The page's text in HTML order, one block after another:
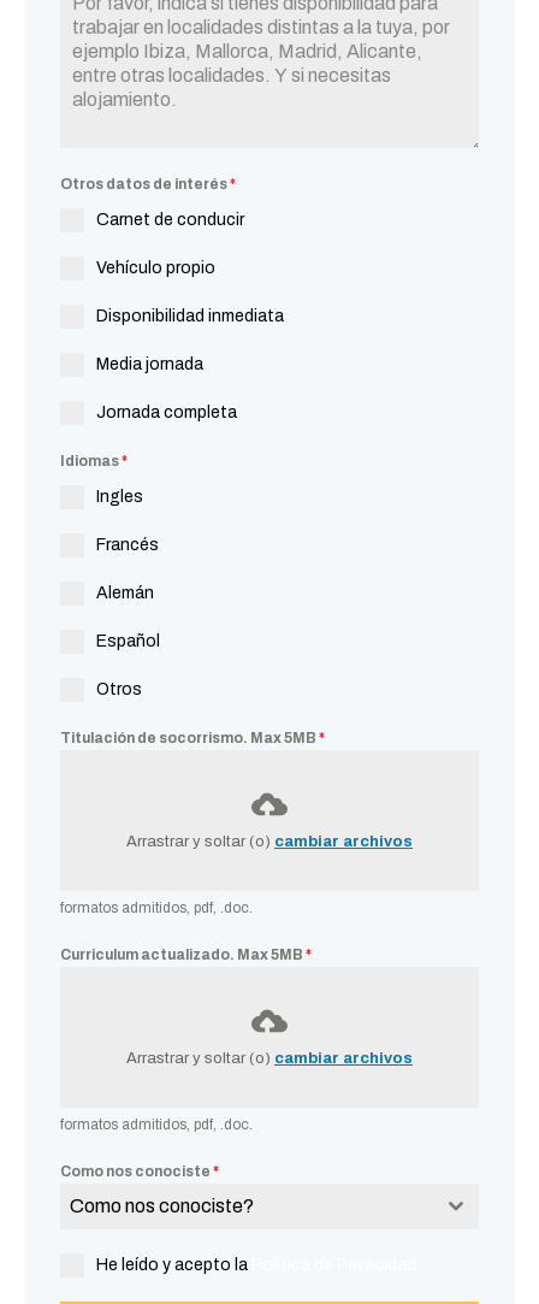
Otros datos de interés*
Carnet de conducir
Vehículo propio
Disponibilidad inmediata
Media jornada
Jornada completa
Idiomas*
Ingles
Francés
Alemán
Español
Otros
Titulación de socorrismo. Max 5MB *
Arrastrar y soltar (o) cambiar archivos
formatos admitidos, pdf, .doc.
Curriculum actualizado. Max 5MB *
Arrastrar y soltar (o) cambiar archivos
formatos admitidos, pdf, .doc.
Como nos conociste *
Como nos conociste?
He leído y acepto la